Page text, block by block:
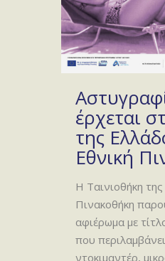
έρχεται
της
Εθνική
Η Ταινιοθήκη
Πινακοθήκη
αφιέρωμα με
που
ντοκιμαντέρ,